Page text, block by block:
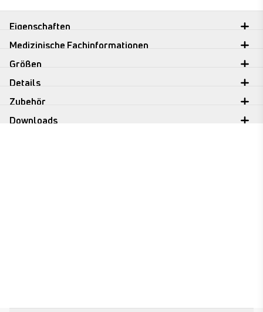
Eigenschaften
Medizinische Fachinformationen
Größen
Details
Zubehör
Downloads